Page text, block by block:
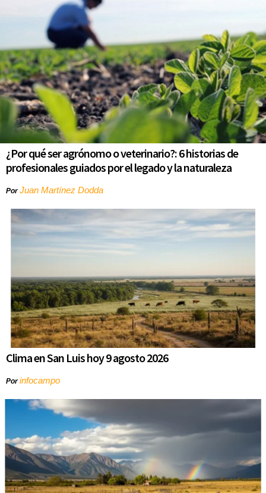
¿Por qué ser agrónomo o veterinario?: 6 historias de
profesionales guiados por el legado y la naturaleza
PorJuan Martínez Dodda
Clima en San Luis hoy 9 agosto 2026
Porinfocampo